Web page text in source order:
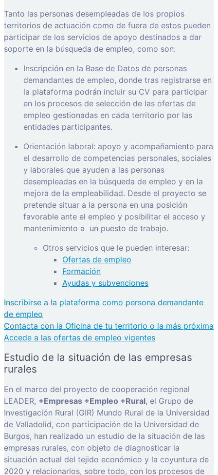
Tanto las personas desempleadas de los propios
territorios de actuación como de fuera de estos pueden
participar de los servicios de apoyo destinados a dar
soporte en la búsqueda de empleo, como son:
Inscripción en la Base de Datos de personas
demandantes de empleo, donde tras registrarse en
la plataforma podrán incluir su CV para participar
en los procesos de selección de las ofertas de
empleo gestionadas en cada territorio por las
entidades participantes.
Orientación laboral: apoyo y acompañamiento para
el desarrollo de competencias personales, sociales
y laborales que ayuden a las personas
desempleadas en la búsqueda de empleo y en la
mejora de la empleabilidad. Desde el proyecto se
pretende situar a la persona en una posición
favorable ante el empleo y posibilitar el acceso y
mantenimiento a un puesto de trabajo.
Otros servicios que le pueden interesar:
Ofertas de empleo
Formación
Ayudas y subvenciones
Inscribirse a la plataforma como persona demandante
de empleo
Contacta con la Oficina de tu territorio o la más próxima
Accede a las ofertas de empleo vigentes
Estudio de la situación de las empresas
rurales
En el marco del proyecto de cooperación regional
LEADER, +Empresas +Empleo +Rural, el Grupo de
Investigación Rural (GIR) Mundo Rural de la Universidad
de Valladolid, con participación de la Universidad de
Burgos, han realizado un estudio de la situación de las
empresas rurales, con objeto de diagnosticar la
situación actual del tejido económico y la coyuntura de
2020 y relacionarlos, sobre todo, con los procesos de